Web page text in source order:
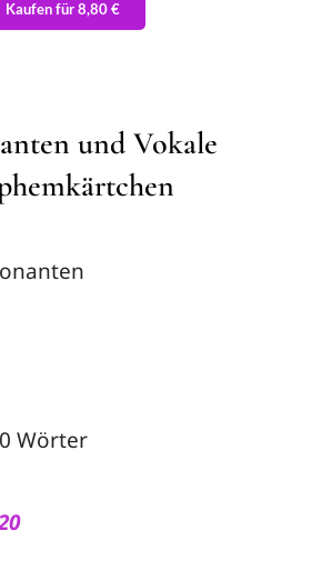
Kaufen für 8,80 €
und Vokale